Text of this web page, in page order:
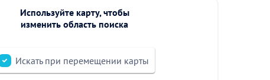
Используйте карту, чтобы
изменить область поиска
Искать при перемещении карты